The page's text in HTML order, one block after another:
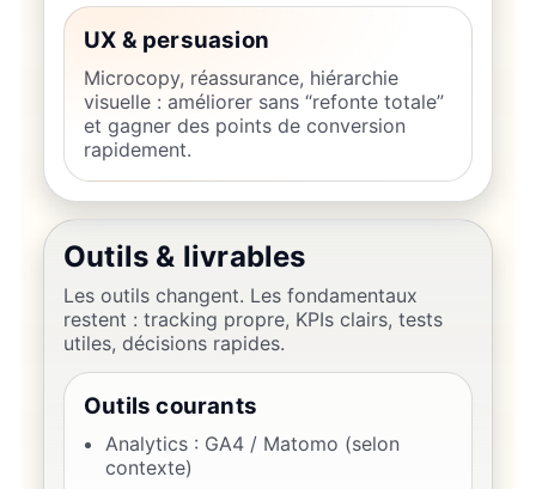
UX & persuasion
Microcopy, réassurance, hiérarchie
visuelle : améliorer sans “refonte totale”
et gagner des points de conversion
rapidement.
Outils & livrables
Les outils changent. Les fondamentaux
restent : tracking propre, KPIs clairs, tests
utiles, décisions rapides.
Outils courants
Analytics : GA4 / Matomo (selon
contexte)